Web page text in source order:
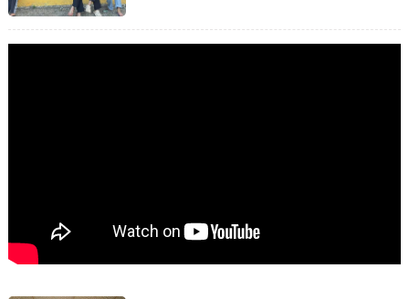
untuk Dukung Informasi